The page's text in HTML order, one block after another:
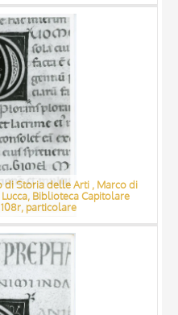
di Storia delle Arti , Marco di
Biblioteca Capitolare
108r, particolare